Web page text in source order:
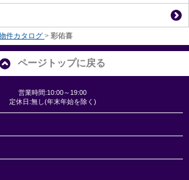
件カタログ > 彩佑喜
ページトップに戻る
営業時間:10:00～19:00
定休日:無し(年末年始を除く)